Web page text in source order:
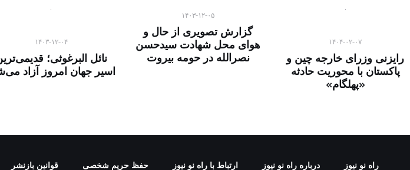
۱۴۰۴-۰۲-۰۷
رایزنی وزرای خارجه چین و
پاکستان با محوریت حادثه
«پهلگام»
۱۴۰۳-۱۲-۰۵
گزارش تصویری از حال و
هوای محل شهادت سیدحسن
نصرالله در حومه بیروت
۱۴۰۳-۱۲-۰۴
نائل البرغوثی؛
اسیر جهان امروز آزاد
راه نو نیوز درباره راه‌ نو نیوز ارتباط با راه‌ نو نیوز حفظ حریم شخصی قوانین بازنشر